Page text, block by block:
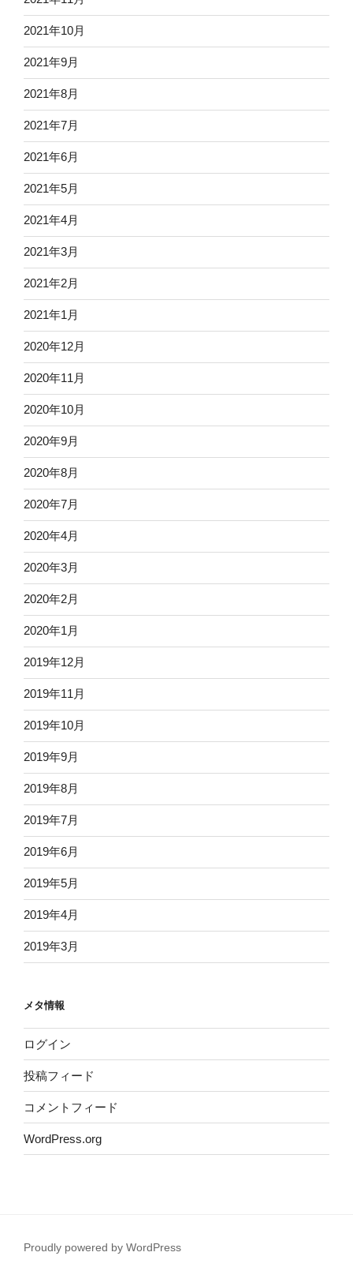
2021年10月
2021年9月
2021年8月
2021年7月
2021年6月
2021年5月
2021年4月
2021年3月
2021年2月
2021年1月
2020年12月
2020年11月
2020年10月
2020年9月
2020年8月
2020年7月
2020年4月
2020年3月
2020年2月
2020年1月
2019年12月
2019年11月
2019年10月
2019年9月
2019年8月
2019年7月
2019年6月
2019年5月
2019年4月
2019年3月
メタ情報
ログイン
投稿フィード
コメントフィード
WordPress.org
Proudly powered by WordPress